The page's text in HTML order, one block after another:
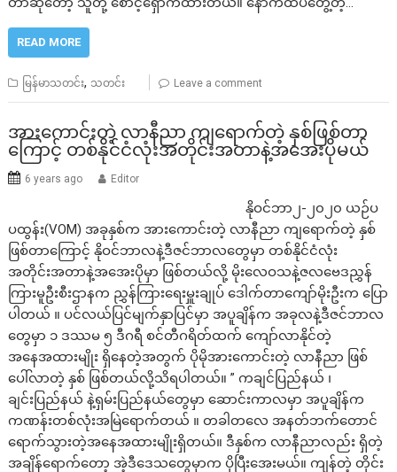
READ MORE
မြန်မာသတင်း, သတင်း Leave a comment
အားကောင်းတဲ့ လာနီညာ ကျရောက်တဲ့ နှစ်ဖြစ်တာ
ကြောင့် တစ်နိုင်ငံလုံးအတိုင်းအတာနဲ့အအေးပိုမယ်
6 years ago Editor
နိုဝင်ဘာ၂-၂၀၂၀ ယဉ်ပ
ပထွန်း(VOM) အခုနှစ်က အားကောင်းတဲ့ လာနီညာ ကျရောက်တဲ့ နှစ်
ဖြစ်တာကြောင့် နိုဝင်ဘာလနဲ့ဒီဇင်ဘာလတွေမှာ တစ်နိုင်ငံလုံး
အတိုင်းအတာနဲ့အအေးပိုမှာ ဖြစ်တယ်လို့ မိုးလေဝသနဲ့ဇလဗေဒညွှန်
ကြားမူဦးစီးဌာနက ညွှန်ကြားရေးမှူးချုပ် ဒေါက်တာကျော်မိုးဦးက ပြော
ပါတယ် ။ ပင်လယ်ပြင်မျက်နှာပြင်မှာ အပူချိန်က အခုလနဲ့ဒီဇင်ဘာလ
တွေမှာ ၁ ဒဿမ ၅ ဒီဂရီ စင်တီဂရိတ်ထက် ကျော်လာနိုင်တဲ့
အနေအထားမျိုး ရှိနေတဲ့အတွက် ပိုမိုအားကောင်းတဲ့ လာနီညာ ဖြစ်
ပေါ်လာတဲ့ နှစ် ဖြစ်တယ်လို့သိရပါတယ်။ ” ကချင်ပြည်နယ် ၊
ချင်းပြည်နယ် နဲ့ရှမ်းပြည်နယ်တွေမှာ ဆောင်းကာလမှာ အပူချိန်က
ကဏန်းတစ်လုံးအမြဲရောက်တယ် ။ တခါတလေ အနတ်ဘက်တောင်
ရောက်သွားတဲ့အနေအထားမျိုးရှိတယ်။ ဒီနှစ်က လာနီညာလည်း ရှိတဲ့
အချိန်ရောက်တော့ အဲ့ဒီဒေသတွေမှာက ပိုပြီးအေးမယ်။ ကျန်တဲ့ တိုင်း